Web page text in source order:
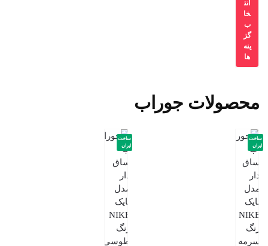
انت
خا
ب
گز
ینه
ها
محصولات جوراب
ساخت
ایران
ساخت
ایران